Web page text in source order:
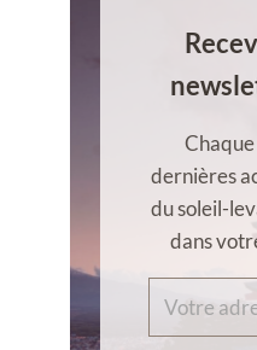
Chaque
dernières
du soleil-
dans